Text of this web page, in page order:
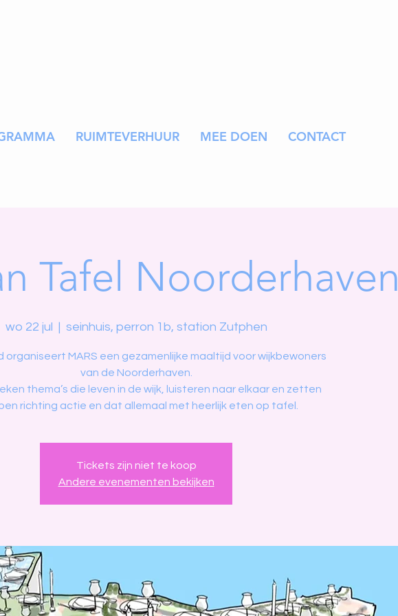
RUIMTEVERHUUR MEE DOEN CONTACT
Tafel Noorderhaven
wo 22 jul
  |
seinhuis, perron 1b, station Zutphen
organiseert MARS een gezamenlijke maaltijd voor wijkbewoners
van de Noorderhaven.
thema’s die leven in de wijk, luisteren naar elkaar en zetten
richting actie en dat allemaal met heerlijk eten op tafel.
Tickets zijn niet te koop
Andere evenementen bekijken